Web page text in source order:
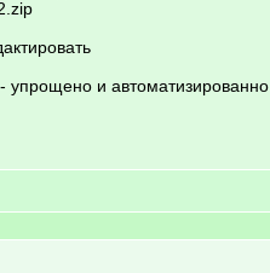
упрощено и автоматизированно